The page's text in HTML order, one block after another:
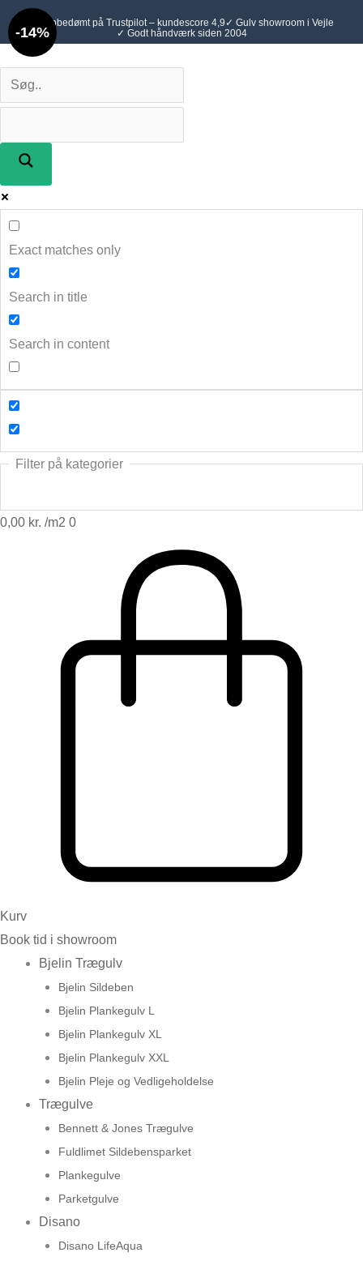
til
indholdet
✓ Topbedømt på Trustpilot – kundescore 4,9 ✓ Gulv showroom i Vejle
✓ Godt håndværk siden 2004
Exact matches only
Search in title
Search in content
Filter på kategorier
0,00 kr. 0
Kurv
Book tid i showroom
Bjelin Trægulv
Bjelin Sildeben
Bjelin Plankegulv L
Bjelin Plankegulv XL
Bjelin Plankegulv XXL
Bjelin Pleje og Vedligeholdelse
Trægulve
Bennett & Jones Trægulve
Fuldlimet Sildebensparket
Plankegulve
Parketgulve
Disano
Disano LifeAqua
-14%
oprindelige
209,00 kr..
aktuelle
179,00 kr..